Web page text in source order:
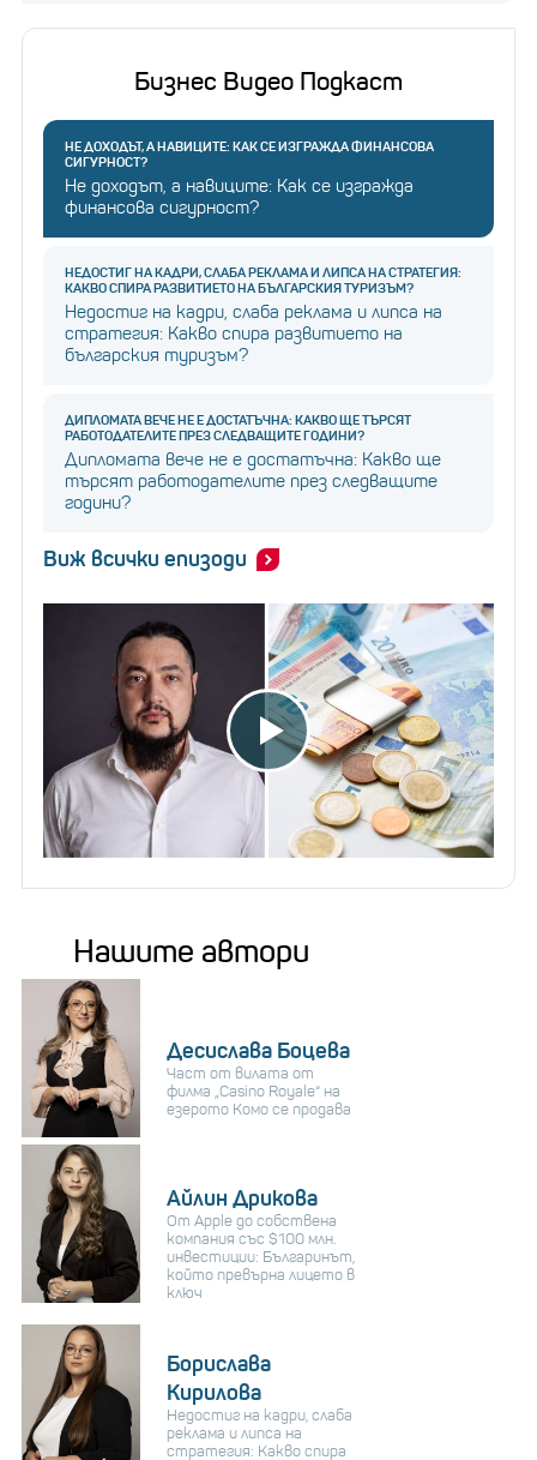
Бизнес Видео Подкаст
НЕ ДОХОДЪТ, А НАВИЦИТЕ: КАК СЕ ИЗГРАЖДА ФИНАНСОВА
СИГУРНОСТ?
Не доходът, а навиците: Как се изгражда
финансова сигурност?
НЕДОСТИГ НА КАДРИ, СЛАБА РЕКЛАМА И ЛИПСА НА СТРАТЕГИЯ:
КАКВО СПИРА РАЗВИТИЕТО НА БЪЛГАРСКИЯ ТУРИЗЪМ?
Недостиг на кадри, слаба реклама и липса на
стратегия: Какво спира развитието на
българския туризъм?
ДИПЛОМАТА ВЕЧЕ НЕ Е ДОСТАТЪЧНА: КАКВО ЩЕ ТЪРСЯТ
РАБОТОДАТЕЛИТЕ ПРЕЗ СЛЕДВАЩИТЕ ГОДИНИ?
Дипломата вече не е достатъчна: Какво ще
търсят работодателите през следващите
години?
Виж всички епизоди
Нашите автори
Десислава Боцева
Част от вилата от
филма „Casino Royale“ на
езерото Комо се продава
Айлин Дрикова
От Apple до собствена
компания със $100 млн.
инвестиции: Българинът,
който превърна лицето в
ключ
Борислава
Кирилова
Недостиг на кадри, слаба
реклама и липса на
стратегия: Какво спира